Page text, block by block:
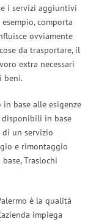
i servizi aggiuntivi
comporta
ovviamente
da trasportare, il
extra necessari
beni.
in base alle esigenze
in base
di un servizio
e rimontaggio
Traslochi
è la qualità
impiega